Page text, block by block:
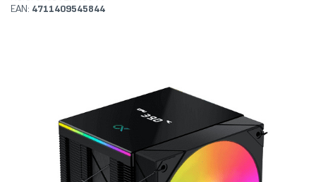
EAN: 4711409545844